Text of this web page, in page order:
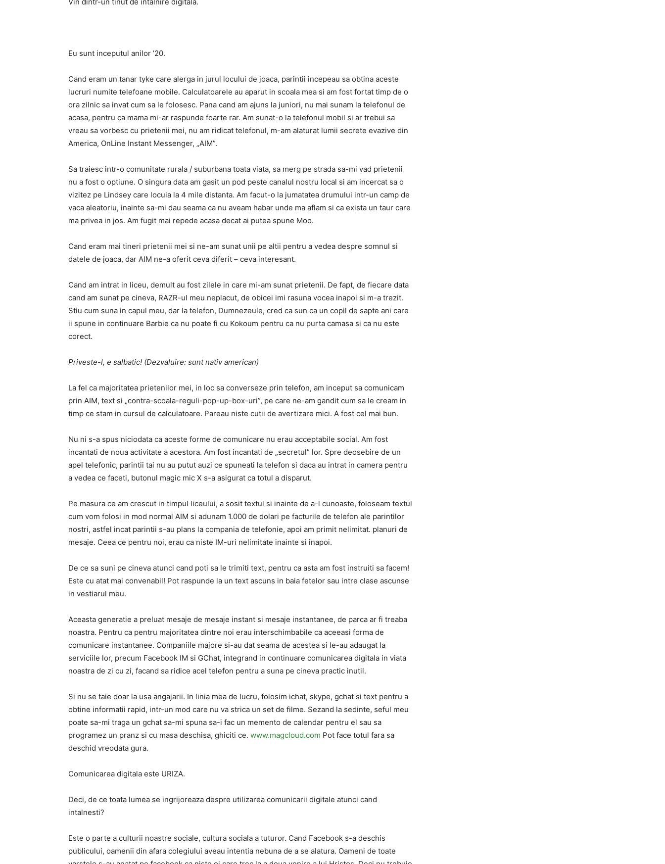
Eu sunt inceputul anilor ’20.
Cand eram un tanar tyke care alerga in jurul locului de joaca, parintii incepeau sa obtina aceste
lucruri numite telefoane mobile. Calculatoarele au aparut in scoala mea si am fost fortat timp de o
ora zilnic sa invat cum sa le folosesc. Pana cand am ajuns la juniori, nu mai sunam la telefonul de
acasa, pentru ca mama mi-ar raspunde foarte rar. Am sunat-o la telefonul mobil si ar trebui sa
vreau sa vorbesc cu prietenii mei, nu am ridicat telefonul, m-am alaturat lumii secrete evazive din
America, OnLine Instant Messenger, „AIM”.
Sa traiesc intr-o comunitate rurala / suburbana toata viata, sa merg pe strada sa-mi vad prietenii
nu a fost o optiune. O singura data am gasit un pod peste canalul nostru local si am incercat sa o
vizitez pe Lindsey care locuia la 4 mile distanta. Am facut-o la jumatatea drumului intr-un camp de
vaca aleatoriu, inainte sa-mi dau seama ca nu aveam habar unde ma aflam si ca exista un taur care
ma privea in jos. Am fugit mai repede acasa decat ai putea spune Moo.
Cand eram mai tineri prietenii mei si ne-am sunat unii pe altii pentru a vedea despre somnul si
datele de joaca, dar AIM ne-a oferit ceva diferit – ceva interesant.
Cand am intrat in liceu, demult au fost zilele in care mi-am sunat prietenii. De fapt, de fiecare data
cand am sunat pe cineva, RAZR-ul meu neplacut, de obicei imi rasuna vocea inapoi si m-a trezit.
Stiu cum suna in capul meu, dar la telefon, Dumnezeule, cred ca sun ca un copil de sapte ani care
ii spune in continuare Barbie ca nu poate fi cu Kokoum pentru ca nu purta camasa si ca nu este
corect.
Priveste-l, e salbatic! (Dezvaluire: sunt nativ american)
La fel ca majoritatea prietenilor mei, in loc sa converseze prin telefon, am inceput sa comunicam
prin AIM, text si „contra-scoala-reguli-pop-up-box-uri”, pe care ne-am gandit cum sa le cream in
timp ce stam in cursul de calculatoare. Pareau niste cutii de avertizare mici. A fost cel mai bun.
Nu ni s-a spus niciodata ca aceste forme de comunicare nu erau acceptabile social. Am fost
incantati de noua activitate a acestora. Am fost incantati de „secretul” lor. Spre deosebire de un
apel telefonic, parintii tai nu au putut auzi ce spuneati la telefon si daca au intrat in camera pentru
a vedea ce faceti, butonul magic mic X s-a asigurat ca totul a disparut.
Pe masura ce am crescut in timpul liceului, a sosit textul si inainte de a-l cunoaste, foloseam textul
cum vom folosi in mod normal AIM si adunam 1.000 de dolari pe facturile de telefon ale parintilor
nostri, astfel incat parintii s-au plans la compania de telefonie, apoi am primit nelimitat. planuri de
mesaje. Ceea ce pentru noi, erau ca niste IM-uri nelimitate inainte si inapoi.
De ce sa suni pe cineva atunci cand poti sa le trimiti text, pentru ca asta am fost instruiti sa facem!
Este cu atat mai convenabil! Pot raspunde la un text ascuns in baia fetelor sau intre clase ascunse
in vestiarul meu.
Aceasta generatie a preluat mesaje de mesaje instant si mesaje instantanee, de parca ar fi treaba
noastra. Pentru ca pentru majoritatea dintre noi erau interschimbabile ca aceeasi forma de
comunicare instantanee. Companiile majore si-au dat seama de acestea si le-au adaugat la
serviciile lor, precum Facebook IM si GChat, integrand in continuare comunicarea digitala in viata
noastra de zi cu zi, facand sa ridice acel telefon pentru a suna pe cineva practic inutil.
Si nu se taie doar la usa angajarii. In linia mea de lucru, folosim ichat, skype, gchat si text pentru a
obtine informatii rapid, intr-un mod care nu va strica un set de filme. Sezand la sedinte, seful meu
poate sa-mi traga un gchat sa-mi spuna sa-i fac un memento de calendar pentru el sau sa
programez un pranz si cu masa deschisa, ghiciti ce. www.magcloud.com Pot face totul fara sa
deschid vreodata gura.
Comunicarea digitala este URIZA.
Deci, de ce toata lumea se ingrijoreaza despre utilizarea comunicarii digitale atunci cand
intalnesti?
Este o parte a culturii noastre sociale, cultura sociala a tuturor. Cand Facebook s-a deschis
publicului, oamenii din afara colegiului aveau intentia nebuna de a se alatura. Oameni de toate